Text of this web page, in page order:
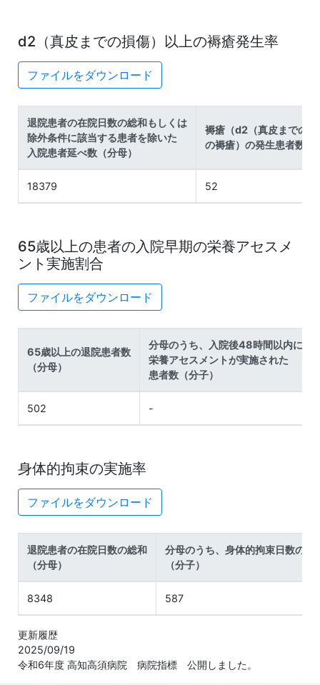
d2（真皮までの損傷）以上の褥瘡発生率
ファイルをダウンロード
退院患者の在院日数の総和もしくは
除外条件に該当する患者を除いた
入院患者延べ数（分母）
褥瘡（d2（真皮までの
の褥瘡）の発生患者数（
18379 52
65歳以上の患者の入院早期の栄養アセスメ
ント実施割合
ファイルをダウンロード
65歳以上の退院患者数
（分母）
分母のうち、入院後48時間以内に
栄養アセスメントが実施された
患者数（分子）
502 -
身体的拘束の実施率
ファイルをダウンロード
退院患者の在院日数の総和
（分母）
分母のうち、身体的拘束日数の総
（分子）
8348 587
更新履歴
2025/09/19
令和6年度 高知高須病院 病院指標 公開しました。